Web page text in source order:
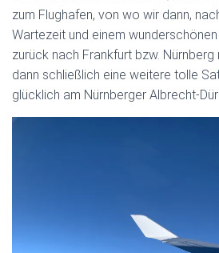
zum Flughafen, von wo wir dann,
Wartezeit und einem
zurück nach Frankfurt bzw.
dann schließlich eine weitere tolle
glücklich am Nürnberger Albrecht-